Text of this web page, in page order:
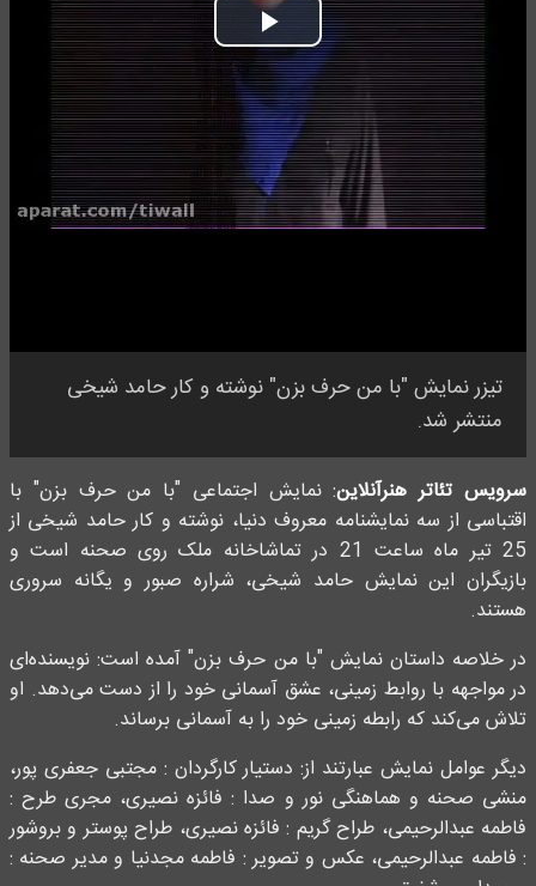
Play
Video
تیزر نمایش "با من حرف بزن" نوشته و کار حامد شیخی
منتشر شد.
سرویس تئاتر هنرآنلاین: نمایش اجتماعی "با من حرف بزن" با
اقتباسی از سه نمایشنامه معروف دنیا، نوشته و کار حامد شیخی از
25 تیر ماه ساعت 21 در تماشاخانه ملک روی صحنه است و
بازیگران این نمایش حامد شیخی، شراره صبور و یگانه سروری
هستند.
در خلاصه داستان نمایش "با من حرف بزن" آمده است: نویسنده‌ای
در مواجهه با روابط زمینی، عشق آسمانی خود را از دست می‌دهد. او
تلاش می‌کند که رابطه زمینی خود را به آسمانی برساند.
دیگر عوامل نمایش عبارتند از: دستیار کارگردان : مجتبی جعفری پور،
منشی صحنه و هماهنگی نور و صدا : فائزه نصیری، مجری طرح :
فاطمه عبدالرحیمی، طراح گریم : فائزه نصیری، طراح پوستر و بروشور
: فاطمه عبدالرحیمی، عکس و تصویر : فاطمه مجدنیا و مدیر صحنه :